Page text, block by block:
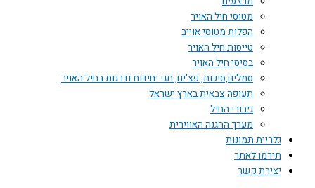
מטוסי חיל האויר
הפלות מטוסי אוייב
טייסות חיל האויר
בסיסי חיל האויר
סמלים,סיכות, פצ'ים, תגי יחידות ודרגות בחיל האויר
תעופה צבאית בארץ ישראל
גיבורי החיל
מערך ההגנה האווירית
גלריית תמונות
תירמו לאתר
יצירת קשר